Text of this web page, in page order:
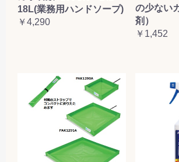
18L(業務用ハンドソープ)
￥4,290
の少ない
剤）
￥1,452